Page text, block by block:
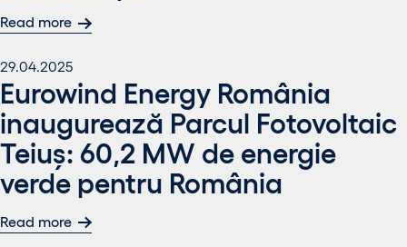
Read more
29.04.2025
Eurowind Energy România
inaugurează Parcul Fotovoltaic
Teiuș: 60,2 MW de energie
verde pentru România
Read more